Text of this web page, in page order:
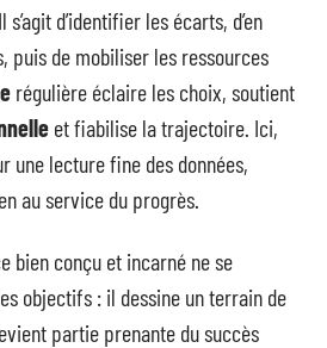
d’identifier les écarts, d’en
puis de mobiliser les ressources
régulière éclaire les choix, soutient
et fiabilise la trajectoire. Ici,
une lecture fine des données,
au service du progrès.
bien conçu et incarné ne se
objectifs : il dessine un terrain de
partie prenante du succès